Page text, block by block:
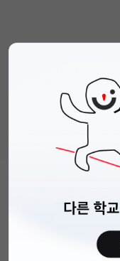
서울특별시 마포구 양화로
개인정보처리
© 에브리커리어(캠퍼스